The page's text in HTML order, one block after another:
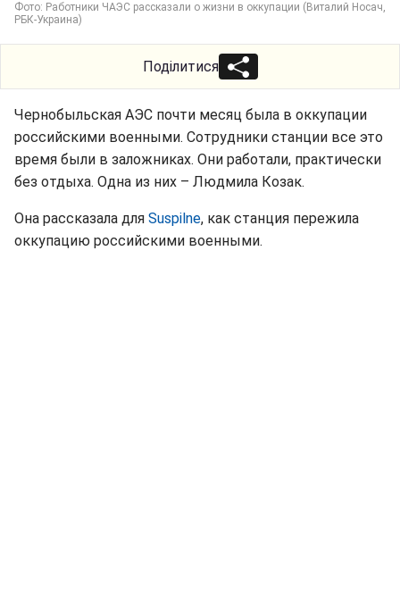
Фото: Работники ЧАЭС рассказали о жизни в оккупации (Виталий Носач,
РБК-Украина)
Поділитися
Чернобыльская АЭС почти месяц была в оккупации
российскими военными. Сотрудники станции все это
время были в заложниках. Они работали, практически
без отдыха. Одна из них – Людмила Козак.
Она рассказала для Suspilne, как станция пережила
оккупацию российскими военными.